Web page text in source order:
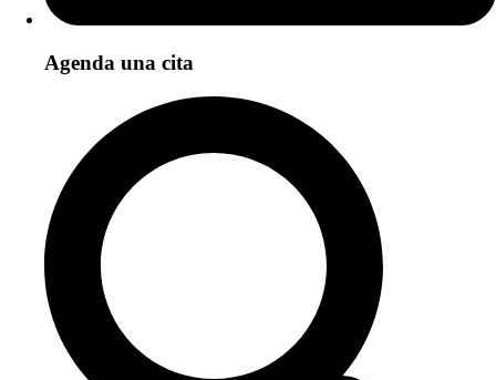
Agenda una cita